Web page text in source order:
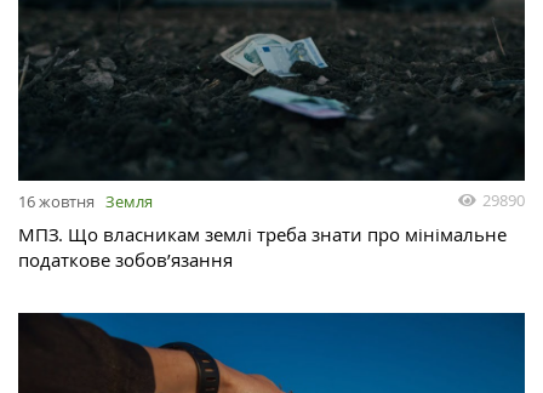
16 жовтня Земля 29890
МПЗ. Що власникам землі треба знати про мінімальне
податкове зобов’язання